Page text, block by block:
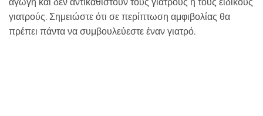
γιατρούς. Σημειώστε ότι σε περίπτωση αμφιβολίας θα
πρέπει πάντα να συμβουλεύεστε έναν γιατρό.